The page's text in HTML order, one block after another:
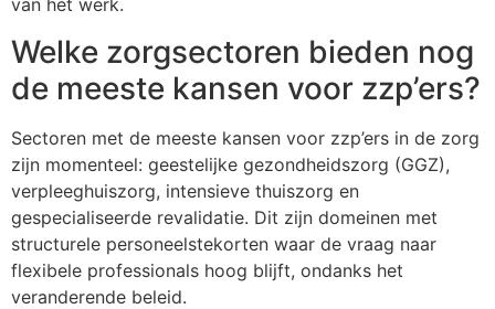
van het werk.
Welke zorgsectoren bieden nog
de meeste kansen voor zzp’ers?
Sectoren met de meeste kansen voor zzp’ers in de zorg
zijn momenteel: geestelijke gezondheidszorg (GGZ),
verpleeghuiszorg, intensieve thuiszorg en
gespecialiseerde revalidatie. Dit zijn domeinen met
structurele personeelstekorten waar de vraag naar
flexibele professionals hoog blijft, ondanks het
veranderende beleid.